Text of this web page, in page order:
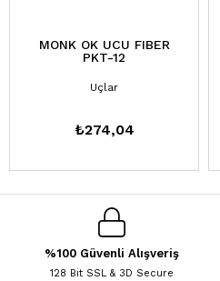
MONK OK UCU FIBER
PKT-12
Uçlar
₺274,04
%100 Güvenli Alışveriş
128 Bit SSL & 3D Secure